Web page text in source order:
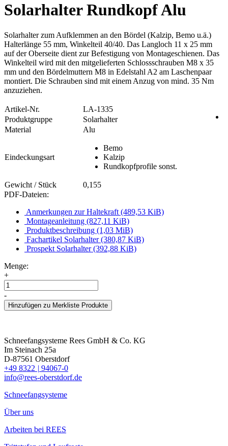
Solarhalter Rundkopf Alu
Solarhalter zum Aufklemmen an den Bördel (Kalzip, Bemo u.ä.)
Halterlänge 55 mm, Winkelteil 40/40. Das Langloch 11 x 25 mm
auf der Oberseite dient zur Befestigung von Montageschienen. Das
Winkelteil wird mit den mitgelieferten Schlossschrauben M8 x 35
mm und den Bördelmuttern M8 in Edelstahl A2 am Laschenpaar
montiert. Die Schrauben sind mit einem Anzug von mind. 35 Nm
anzuziehen.
Artikel-Nr.
LA-1335
Produktgruppe
Solarhalter
Material
Alu
Eindeckungsart
Bemo
Kalzip
Rundkopfprofile sonst.
Gewicht / Stück
0,155
PDF-Dateien:
Anmerkungen zur Haltekraft (489,53 KiB)
Montageanleitung (827,11 KiB)
Produktbeschreibung (1,03 MiB)
Fachartikel Solarhalter(380,87 KiB)
Prospekt Solarhalter(392,88 KiB)
Menge:
+
-
Hinzufügen zu Merkliste Produkte
Schneefangsysteme Rees GmbH & Co. KG
Im Steinach 25a
D-87561 Oberstdorf
+49 8322 | 94067-0
info@rees-oberstdorf.de
Schneefangsysteme
Über uns
Arbeiten bei REES